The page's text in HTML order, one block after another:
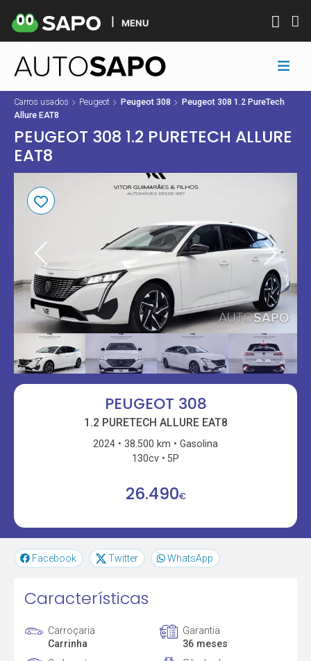
MENU
Carros usados Peugeot Peugeot 308
Peugeot 308 1.2 PureTech
Allure EAT8
PEUGEOT 308 1.2 PURETECH ALLURE
EAT8
PEUGEOT 308
1.2 PURETECH ALLURE EAT8
2024 38.500 km
Gasolina
130cv
5P
26.490€
Facebook Twitter WhatsApp
Características
Carroçaria
Carrinha
Garantia
36 meses